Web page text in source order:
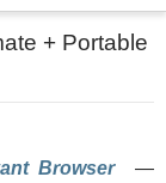
+ Portable
Browser
—